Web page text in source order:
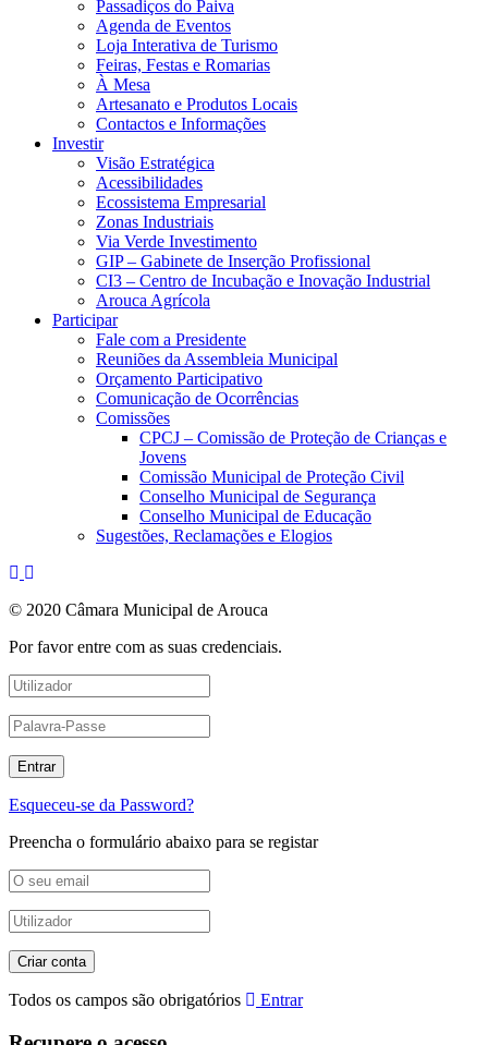
Passadiços do Paiva
Agenda de Eventos
Loja Interativa de Turismo
Feiras, Festas e Romarias
À Mesa
Artesanato e Produtos Locais
Contactos e Informações
Investir
Visão Estratégica
Acessibilidades
Ecossistema Empresarial
Zonas Industriais
Via Verde Investimento
GIP – Gabinete de Inserção Profissional
CI3 – Centro de Incubação e Inovação Industrial
Arouca Agrícola
Participar
Fale com a Presidente
Reuniões da Assembleia Municipal
Orçamento Participativo
Comunicação de Ocorrências
Comissões
CPCJ – Comissão de Proteção de Crianças e
Jovens
Comissão Municipal de Proteção Civil
Conselho Municipal de Segurança
Conselho Municipal de Educação
Sugestões, Reclamações e Elogios
© 2020 Câmara Municipal de Arouca
Por favor entre com as suas credenciais.
Esqueceu-se da Password?
Preencha o formulário abaixo para se registar
Todos os campos são obrigatórios Entrar